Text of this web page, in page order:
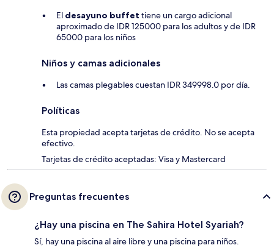
El desayuno buffet tiene un cargo adicional
aproximado de IDR 125000 para los adultos y de IDR
65000 para los niños
Niños y camas adicionales
Las camas plegables cuestan IDR 349998.0 por día.
Políticas
Esta propiedad acepta tarjetas de crédito. No se acepta
efectivo.
Tarjetas de crédito aceptadas: Visa y Mastercard
Preguntas frecuentes
¿Hay una piscina en The Sahira Hotel Syariah?
Sí, hay una piscina al aire libre y una piscina para niños.